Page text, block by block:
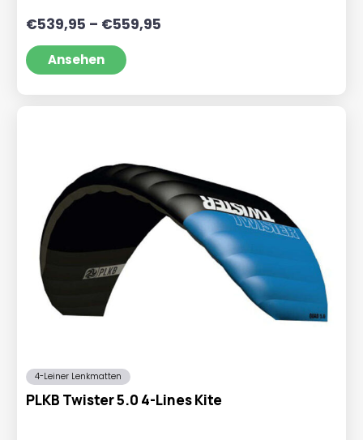
€539,95 – €559,95Preisspanne:
Ansehen
4-Leiner Lenkmatten
PLKB Twister 5.0 4-Lines Kite